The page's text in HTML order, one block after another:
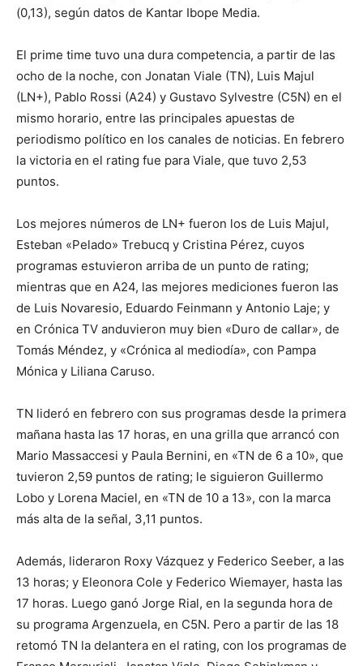
(0,13), según datos de Kantar Ibope Media.
El prime time tuvo una dura competencia, a partir de las
ocho de la noche, con Jonatan Viale (TN), Luis Majul
(LN+), Pablo Rossi (A24) y Gustavo Sylvestre (C5N) en el
mismo horario, entre las principales apuestas de
periodismo político en los canales de noticias. En febrero
la victoria en el rating fue para Viale, que tuvo 2,53
puntos.
Los mejores números de LN+ fueron los de Luis Majul,
Esteban «Pelado» Trebucq y Cristina Pérez, cuyos
programas estuvieron arriba de un punto de rating;
mientras que en A24, las mejores mediciones fueron las
de Luis Novaresio, Eduardo Feinmann y Antonio Laje; y
en Crónica TV anduvieron muy bien «Duro de callar», de
Tomás Méndez, y «Crónica al mediodía», con Pampa
Mónica y Liliana Caruso.
TN lideró en febrero con sus programas desde la primera
mañana hasta las 17 horas, en una grilla que arrancó con
Mario Massaccesi y Paula Bernini, en «TN de 6 a 10», que
tuvieron 2,59 puntos de rating; le siguieron Guillermo
Lobo y Lorena Maciel, en «TN de 10 a 13», con la marca
más alta de la señal, 3,11 puntos.
Además, lideraron Roxy Vázquez y Federico Seeber, a las
13 horas; y Eleonora Cole y Federico Wiemayer, hasta las
17 horas. Luego ganó Jorge Rial, en la segunda hora de
su programa Argenzuela, en C5N. Pero a partir de las 18
retomó TN la delantera en el rating, con los programas de